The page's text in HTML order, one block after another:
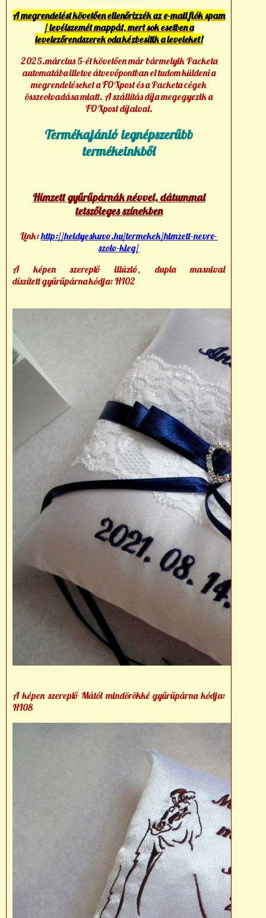
A megrendelést követően ellenőrizzék az e-mail fiók spam
/ levélszemét mappát, mert sok esetben a
levelezőrendszerek oda kézbesítik a leveleket!
2025.március 5-ét követően már bármelyik Packeta
automatába illetve átvevőpontban el tudom küldeni a
megrendeléseket a FOXpost és a Packeta cégek
összeolvadása miatt. A szállítás díja megegyezik a
FOXpost díjaival.
Termékajánló legnépszerűbb
termékeinkből
Hímzett gyűrűpárnák névvel, dátummal
tetszőleges színekben
Link:http://heidyeskuvo.hu/termekek/himzett-nevre-
szolo-kieg/
A képen szereplő illúzió, dupla masnival
díszített gyűrűpárna kódja: HI02
A képen szereplő Mától mindörökké gyűrűpárna kódja:
HI08